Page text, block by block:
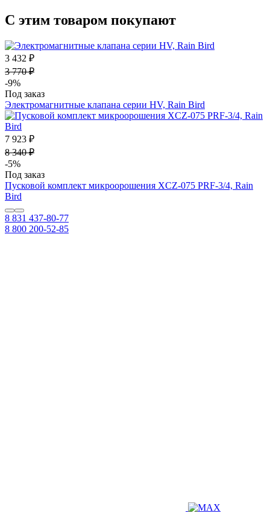
С этим товаром покупают
3 432 ₽
3 770 ₽
-9%
Под заказ
Электромагнитные клапана серии HV, Rain Bird
7 923 ₽
8 340 ₽
-5%
Под заказ
Пусковой комплект микроорошения XCZ-075 PRF-3/4, Rain
Bird
8 831 437-80-77
8 800 200-52-85